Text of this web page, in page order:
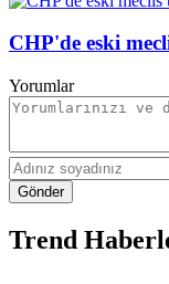
CHP'de eski
Yorumlar
Gönder
Trend